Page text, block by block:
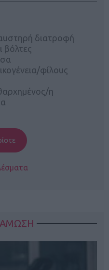
διατροφή
βόλτες
φίλους
η